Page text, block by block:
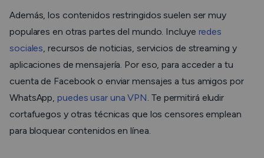
Además, los contenidos restringidos suelen ser muy
populares en otras partes del mundo. Incluye redes
sociales, recursos de noticias, servicios de streaming y
aplicaciones de mensajería. Por eso, para acceder a tu
cuenta de Facebook o enviar mensajes a tus amigos por
WhatsApp,puedes usar una VPN. Te permitirá eludir
cortafuegos y otras técnicas que los censores emplean
para bloquear contenidos en línea.